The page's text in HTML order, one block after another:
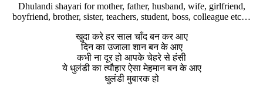
Dhulandi shayari for mother, father, husband, wife, girlfriend,
boyfriend, brother, sister, teachers, student, boss, colleague etc…
खुदा करे हर साल चाँद बन कर आए
दिन का उजाला शान बन के आए
कभी ना दूर हो आपके चेहरे से हंसी
ये धुलंडी का त्यौहार ऐसा मेहमान बन के आए
धुलंडी मुबारक हो